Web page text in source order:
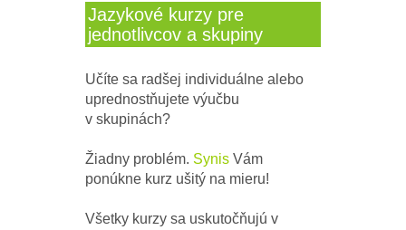
Jazykové kurzy pre
jednotlivcov a skupiny
Učíte sa radšej individuálne alebo
uprednostňujete výučbu
v skupinách?
Žiadny problém. Synis Vám
ponúkne kurz ušitý na mieru!
Všetky kurzy sa uskutočňujú v